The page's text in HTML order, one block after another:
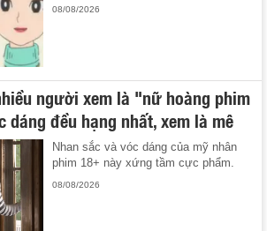
08/08/2026
người xem là "nữ hoàng phim
dáng đều hạng nhất, xem là mê
Nhan sắc và vóc dáng của mỹ nhân
phim 18+ này xứng tầm cực phẩm.
08/08/2026